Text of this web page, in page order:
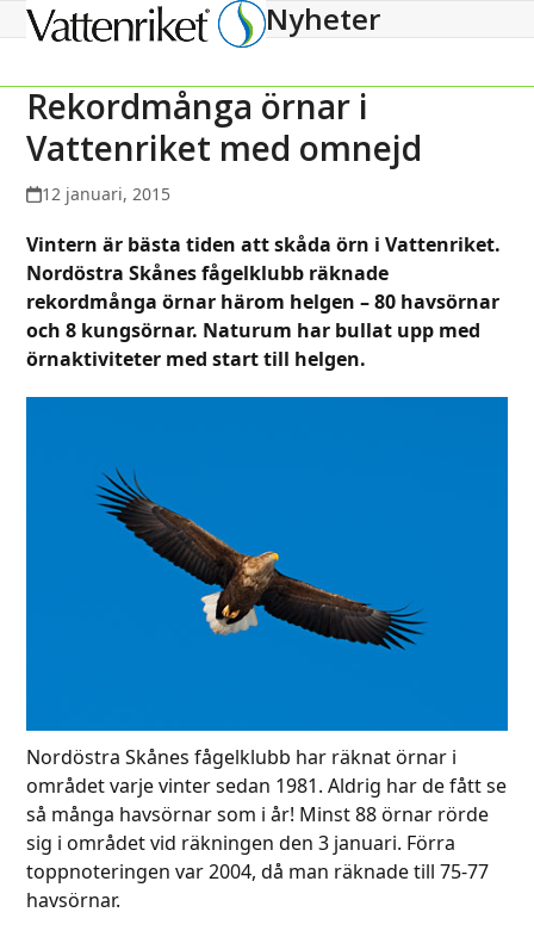
Open
menu
Close
menu
Nyheter
Rekordmånga örnar i
Vattenriket med omnejd
12 januari, 2015
Vintern är bästa tiden att skåda örn i Vattenriket.
Nordöstra Skånes fågelklubb räknade
rekordmånga örnar härom helgen – 80 havsörnar
och 8 kungsörnar. Naturum har bullat upp med
örnaktiviteter med start till helgen.
Nordöstra Skånes fågelklubb har räknat örnar i
området varje vinter sedan 1981. Aldrig har de fått se
så många havsörnar som i år! Minst 88 örnar rörde
sig i området vid räkningen den 3 januari. Förra
toppnoteringen var 2004, då man räknade till 75-77
havsörnar.